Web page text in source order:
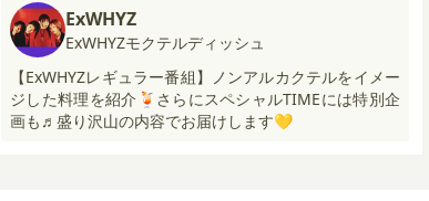
ExWHYZ
ExWHYZモクテルディッシュ
【ExWHYZレギュラー番組】ノンアルカクテルをイメー
ジした料理を紹介🍹さらにスペシャルTIMEには特別企
画も♬盛り沢山の内容でお届けします💛